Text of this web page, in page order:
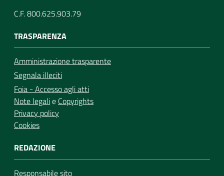
C.F. 800.625.903.79
TRASPARENZA
Amministrazione trasparente
Segnala illeciti
Foia - Accesso agli atti
Note legalie Copyrights
Privacy policy
Cookies
REDAZIONE
Responsabile sito